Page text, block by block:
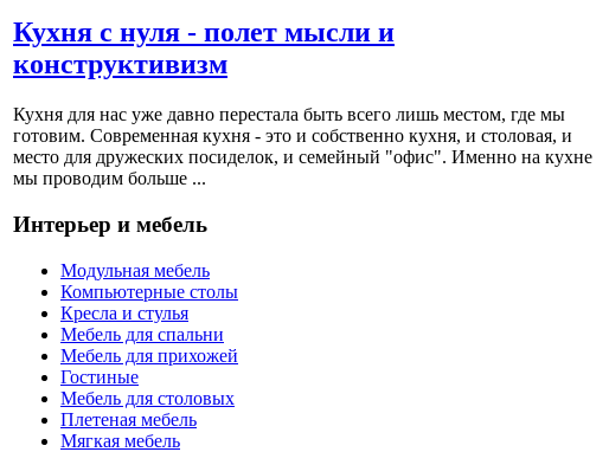
Кухня с нуля - полет мысли и
конструктивизм
Кухня для нас уже давно перестала быть всего лишь местом, где мы
готовим. Современная кухня - это и собственно кухня, и столовая, и
место для дружеских посиделок, и семейный "офис". Именно на кухне
мы проводим больше ...
Интерьер и мебель
Модульная мебель
Компьютерные столы
Кресла и стулья
Мебель для спальни
Мебель для прихожей
Гостиные
Мебель для столовых
Плетеная мебель
Мягкая мебель